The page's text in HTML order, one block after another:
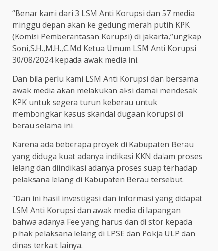
“Benar kami dari 3 LSM Anti Korupsi dan 57 media
minggu depan akan ke gedung merah putih KPK
(Komisi Pemberantasan Korupsi) di jakarta,”ungkap
Soni,S.H.,M.H.,C.Md Ketua Umum LSM Anti Korupsi
30/08/2024 kepada awak media ini.
Dan bila perlu kami LSM Anti Korupsi dan bersama
awak media akan melakukan aksi damai mendesak
KPK untuk segera turun keberau untuk
membongkar kasus skandal dugaan korupsi di
berau selama ini.
Karena ada beberapa proyek di Kabupaten Berau
yang diduga kuat adanya indikasi KKN dalam proses
lelang dan diindikasi adanya proses suap terhadap
pelaksana lelang di Kabupaten Berau tersebut.
“Dan ini hasil investigasi dan informasi yang didapat
LSM Anti Korupsi dan awak media di lapangan
bahwa adanya Fee yang harus dan di stor kepada
pihak pelaksana lelang di LPSE dan Pokja ULP dan
dinas terkait lainya.